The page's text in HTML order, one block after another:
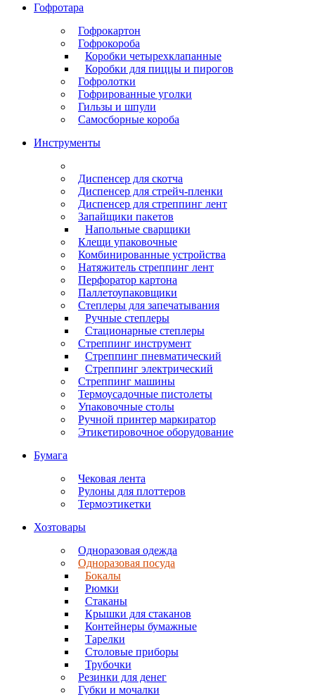
Гофротара
Гофрокартон
Гофрокороба
Коробки четырехклапанные
Коробки для пиццы и пирогов
Гофролотки
Гофрированные уголки
Гильзы и шпули
Самосборные короба
Инструменты
Диспенсер для скотча
Диспенсер для стрейч-пленки
Диспенсер для стреппинг лент
Запайщики пакетов
Напольные сварщики
Клещи упаковочные
Комбинированные устройства
Натяжитель стреппинг лент
Перфоратор картона
Паллетоупаковщики
Степлеры для запечатывания
Ручные степлеры
Стационарные степлеры
Стреппинг инструмент
Стреппинг пневматический
Стреппинг электрический
Стреппинг машины
Термоусадочные пистолеты
Упаковочные столы
Ручной принтер маркиратор
Этикетировочное оборудование
Бумага
Чековая лента
Рулоны для плоттеров
Термоэтикетки
Хозтовары
Одноразовая одежда
Одноразовая посуда
Бокалы
Рюмки
Стаканы
Крышки для стаканов
Контейнеры бумажные
Тарелки
Столовые приборы
Трубочки
Резинки для денег
Губки и мочалки